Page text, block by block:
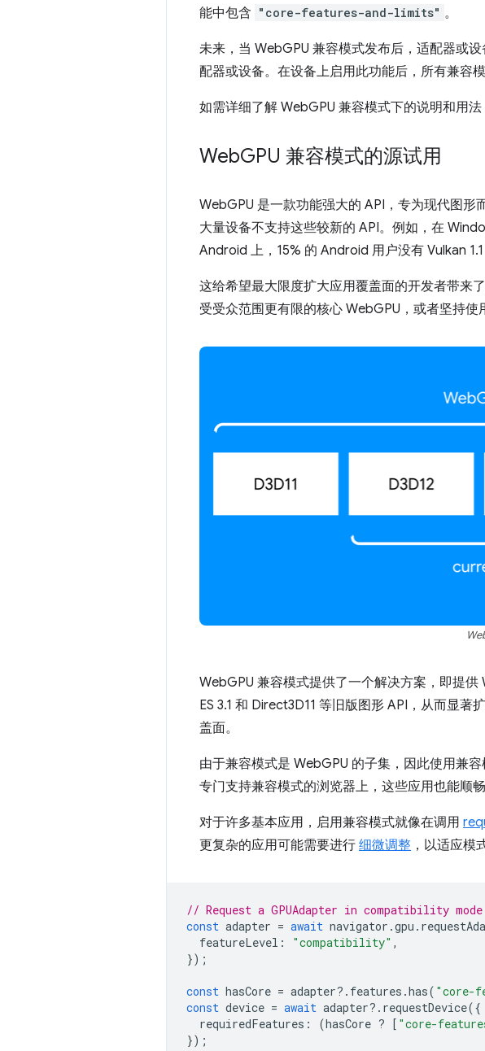
能中包含 "core-features-and-limits" 。
未来，当 WebGPU 兼容模式发布后，适配器或
配器或设备。在设备上启用此功能后，所有兼容
如需详细了解 WebGPU 兼容模式下的说明和用法
WebGPU 兼容模式的源试用
WebGPU 是一款功能强大的 API，专为现代图
大量设备不支持这些较新的 API。例如，在
Android 上，15% 的 Android 用户没有 Vulkan
这给希望最大限度扩大应用覆盖面的开发者带来
受受众范围更有限的核心 WebGPU，或者坚持使
WebGPU 兼容模式提供了一个解决方案，即提
ES 3.1 和 Direct3D11 等旧版图形 API，从而显
盖面。
由于兼容模式是 WebGPU 的子集，因此使用兼
专门支持兼容模式的浏览器上，这些应用也能顺畅
对于许多基本应用，启用兼容模式就像在调用
更复杂的应用可能需要进行 细微调整 ，以适应模
// Request a GPUAdapter in compatibility mode
const adapter = await navigator .gpu .
featureLevel : "compatibility" ,
});
const hasCore = adapter? . features .has( "core-
const device = await adapter? . requestDevice({
requiredFeatures : (hasCore ? [ "core-
});